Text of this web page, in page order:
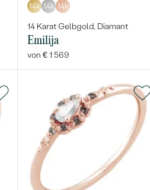
14k 14k 14k
14 Karat Gelbgold, Diamant
Emilija
von € 1 569